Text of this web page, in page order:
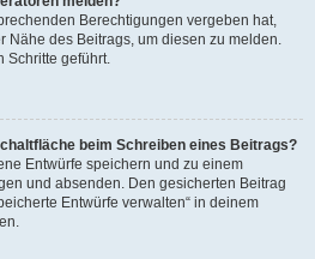
Berechtigungen vergeben hat,
des Beitrags, um diesen zu melden.
Schritte geführt.
beim Schreiben eines Beitrags?
Entwürfe speichern und zu einem
und absenden. Den gesicherten Beitrag
Entwürfe verwalten“ in deinem